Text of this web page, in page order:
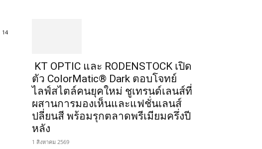
14
KT OPTIC และ RODENSTOCK เปิด
ตัว ColorMatic® Dark ตอบโจทย์
ไลฟ์สไตล์คนยุคใหม่ ชูเทรนด์เลนส์ที่
ผสานการมองเห็นและแฟชั่นเลนส์
ปลี่ยนสี พร้อมรุกตลาดพรีเมียมครึ่งปี
หลัง
1 สิงหาคม 2569